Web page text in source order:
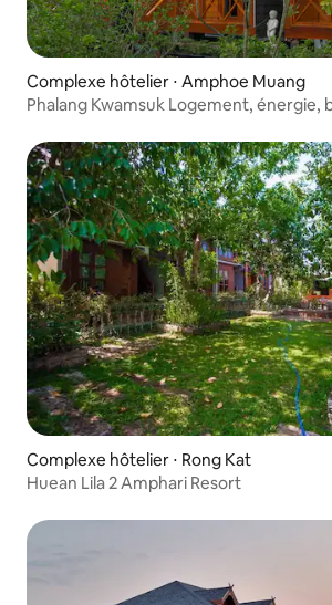
Complexe hôtelier ⋅ Amphoe Muang
Phalang Kwamsuk Logement,
Complexe hôtelier ⋅ Rong Kat
Huean Lila 2 Amphari Resort